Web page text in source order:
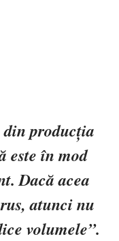
producția
este în mod
Dacă acea
atunci nu
volumele”.